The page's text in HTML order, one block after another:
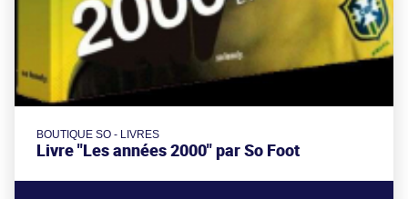
BOUTIQUE SO - LIVRES
Livre "Les années 2000" par So Foot